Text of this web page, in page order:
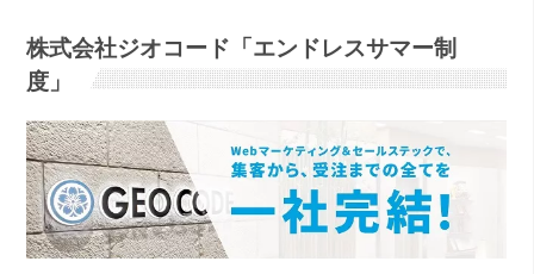
株式会社ジオコード「エンドレスサマー制
度」